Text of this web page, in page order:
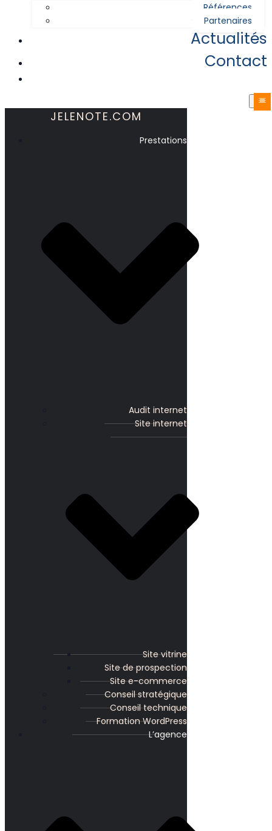
Références
Partenaires
Actualités
Contact
JELENOTE.COM
Prestations
Audit internet
Site internet
Site vitrine
Site de prospection
Site e-commerce
Conseil stratégique
Conseil technique
Formation WordPress
L’agence